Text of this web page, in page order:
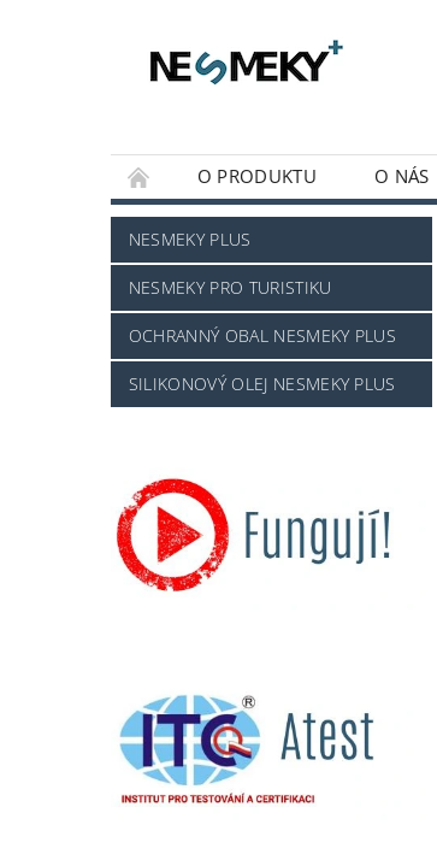
O PRODUKTU O NÁS
MOJE OBJEDNÁVKA
NESMEKY PLUS
NESMEKY PRO TURISTIKU
OCHRANNÝ OBAL NESMEKY PLUS
SILIKONOVÝ OLEJ NESMEKY PLUS